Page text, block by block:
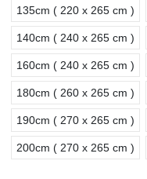
135cm ( 220 x 265 cm )
140cm ( 240 x 265 cm )
160cm ( 240 x 265 cm )
180cm ( 260 x 265 cm )
190cm ( 270 x 265 cm )
200cm ( 270 x 265 cm )